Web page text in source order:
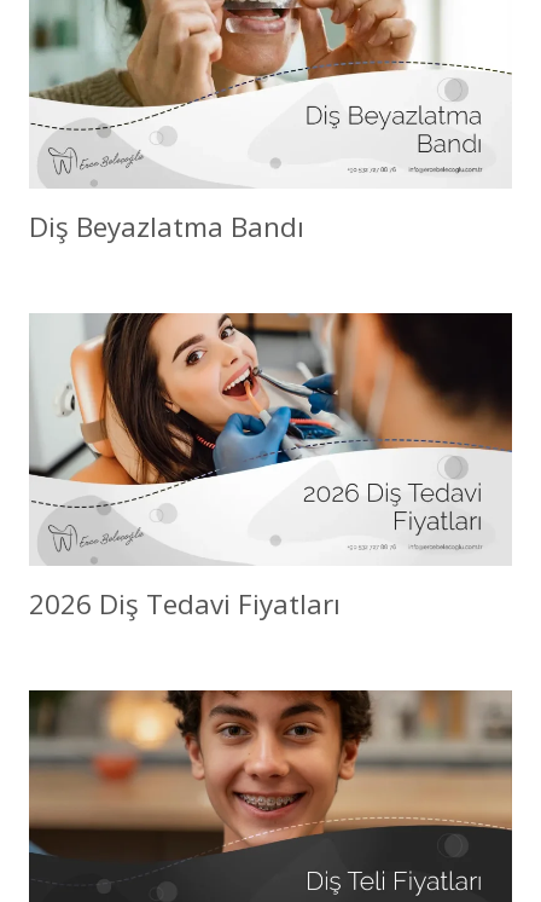
Diş Beyazlatma Bandı
2026 Diş Tedavi Fiyatları